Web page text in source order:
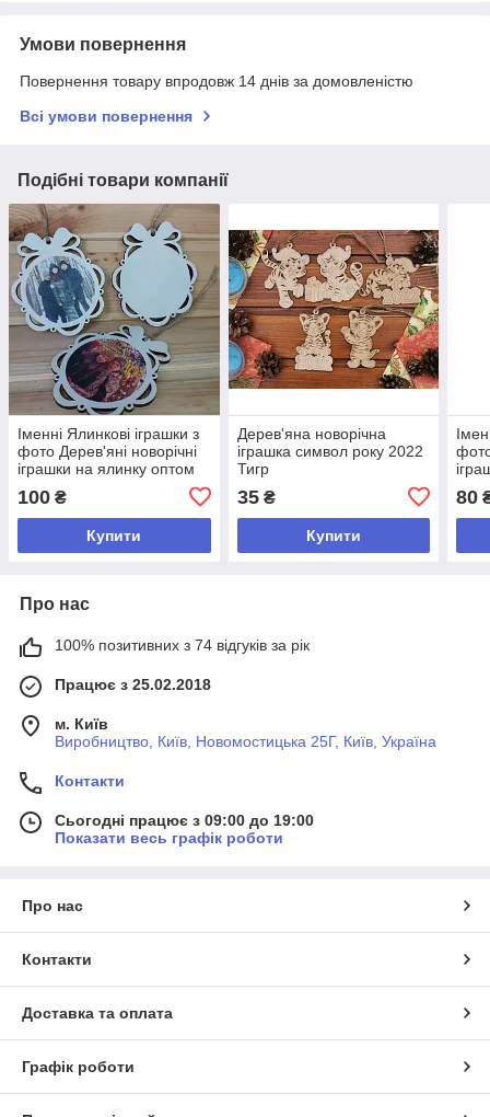
Умови повернення
Повернення товару впродовж 14 днів за домовленістю
Всі умови повернення
Подібні товари компанії
Іменні Ялинкові іграшки з
фото Дерев'яні новорічні
іграшки на ялинку оптом
100 ₴
Купити
Дерев'яна новорічна
іграшка символ року 2022
Тигр
35₴
Купити
80
Про нас
100% позитивних з 74 відгуків за рік
Працює з 25.02.2018
м. Київ
Виробництво, Київ, Новомостицька 25Г, Київ, Україна
Контакти
Сьогодні працює з 09:00 до 19:00
Показати весь графік роботи
Про нас
Контакти
Доставка та оплата
Графік роботи